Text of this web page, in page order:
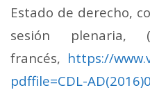
Estado de derecho,
sesión plenaria,
francés, https://
pdffile=CDL-